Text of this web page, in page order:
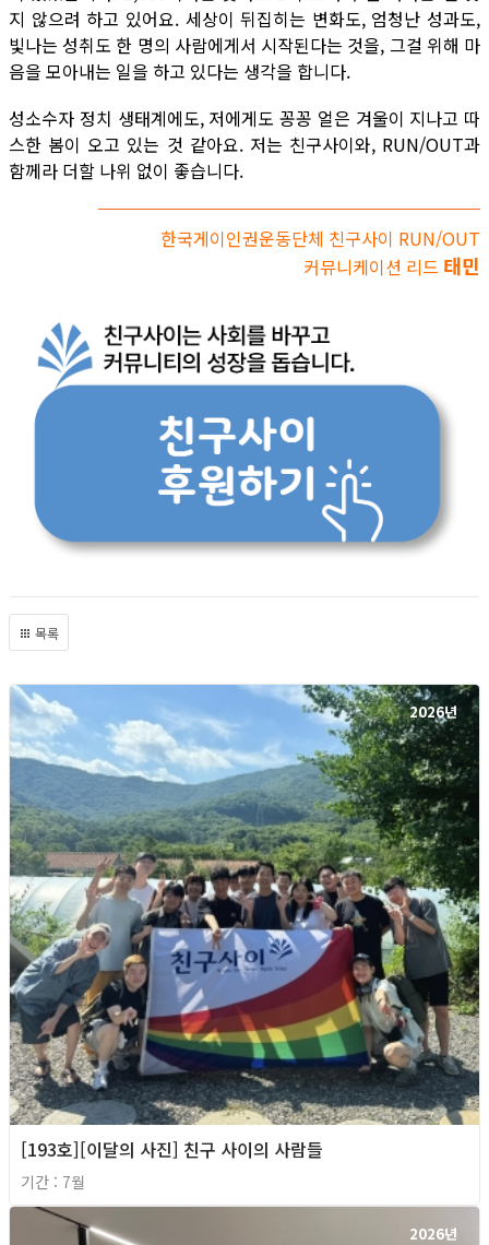
지 않으려 하고 있어요. 세상이 뒤집히는 변화도, 엄청난 성과도,
빛나는 성취도 한 명의 사람에게서 시작된다는 것을, 그걸 위해 마
음을 모아내는 일을 하고 있다는 생각을 합니다.
성소수자 정치 생태계에도, 저에게도 꽁꽁 얼은 겨울이 지나고 따
스한 봄이 오고 있는 것 같아요. 저는 친구사이와, RUN/OUT과
함께라 더할 나위 없이 좋습니다.
한국게이인권운동단체 친구사이 RUN/OUT
커뮤니케이션 리드 태민
목록
2026년
[193호][이달의 사진] 친구 사이의 사람들
기간 : 7월
2026년